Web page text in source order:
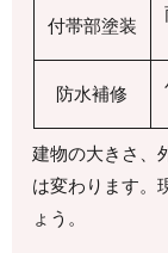
付帯部塗装
防水補修
建物の大きさ、
は変わります。
ょう。